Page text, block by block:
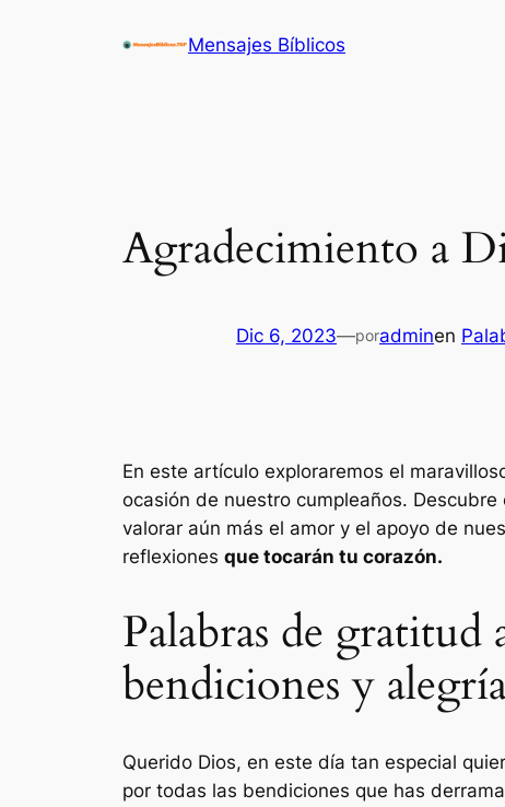
Mensajes Bíblicos
Agradecimiento a
Dic 6, 2023—poradminen
En este artículo exploraremos el
ocasión de nuestro cumpleaños.
valorar aún más el amor y el apoyo de
reflexiones que tocarán tu corazón.
Palabras de
bendiciones y
Querido Dios, en este día tan especial
por todas las bendiciones que has